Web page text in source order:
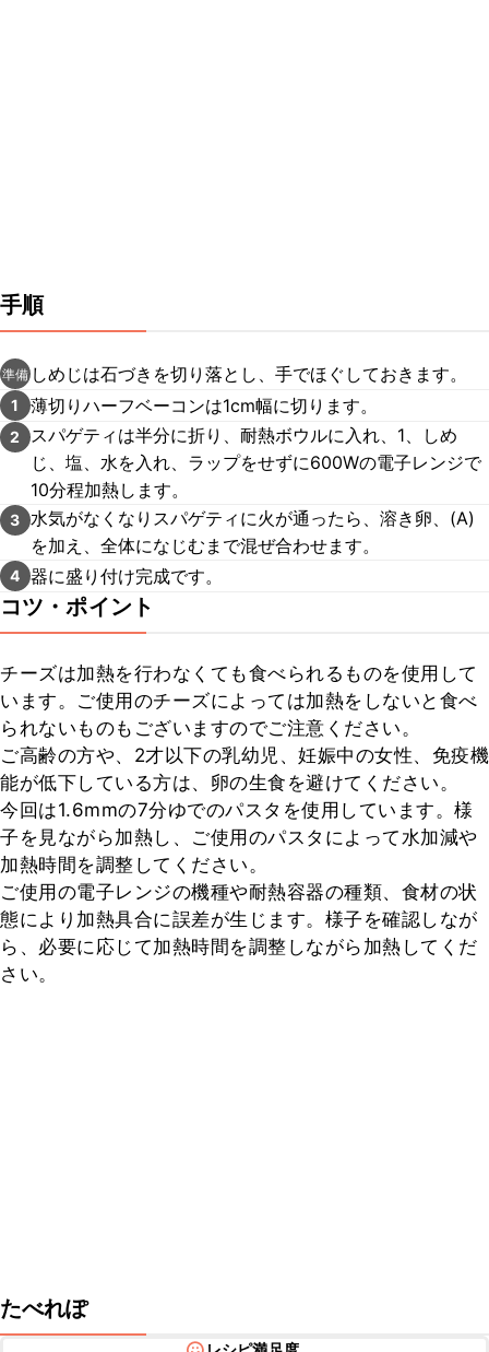
手順
準備 しめじは石づきを切り落とし、手でほぐしておきます。
1 薄切りハーフベーコンは1cm幅に切ります。
2
スパゲティは半分に折り、耐熱ボウルに入れ、1、しめ
じ、塩、水を入れ、ラップをせずに600Wの電子レンジで
10分程加熱します。
3 水気がなくなりスパゲティに火が通ったら、溶き卵、(A)
を加え、全体になじむまで混ぜ合わせます。
4 器に盛り付け完成です。
コツ・ポイント
チーズは加熱を行わなくても食べられるものを使用して
います。ご使用のチーズによっては加熱をしないと食べ
られないものもございますのでご注意ください。
ご高齢の方や、2才以下の乳幼児、妊娠中の女性、免疫機
能が低下している方は、卵の生食を避けてください。
今回は1.6mmの7分ゆでのパスタを使用しています。様
子を見ながら加熱し、ご使用のパスタによって水加減や
加熱時間を調整してください。
ご使用の電子レンジの機種や耐熱容器の種類、食材の状
態により加熱具合に誤差が生じます。様子を確認しなが
ら、必要に応じて加熱時間を調整しながら加熱してくだ
さい。
たべれぽ